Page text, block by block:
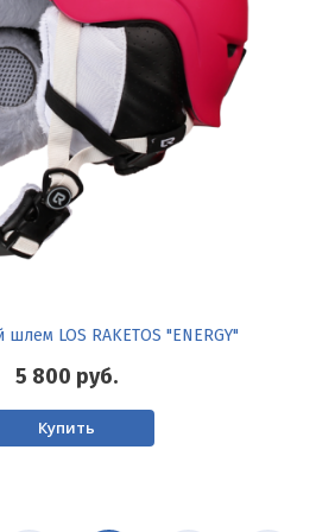
LOS RAKETOS "ENERGY"
5 800 руб.
Купить